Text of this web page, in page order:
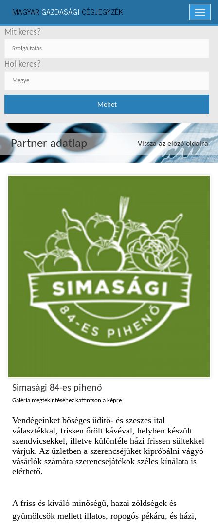
Menü
MAGYAR GAZDASÁGI CÉGJEGYZÉK
Mit keres?
Hol keres?
Partner adatlap Vissza az előző oldalra
Simasági 84-es pihenő
Galéria megtekintéséhez kattintson a képre
Vendégeinket bőséges üdítő- és szeszes ital
választékkal, frissen őrölt kávéval, helyben készült
szendvicsekkel, illetve különféle házi frissen sültekkel
várjuk. Az üzletben a szerencséjüket kipróbálni vágyó
vásárlók számára szerencsejátékok széles kínálata is
elérhető.
A friss és kiváló minőségű, hazai zöldségek és
gyümölcsök mellett illatos, ropogós pékáru, és házi,